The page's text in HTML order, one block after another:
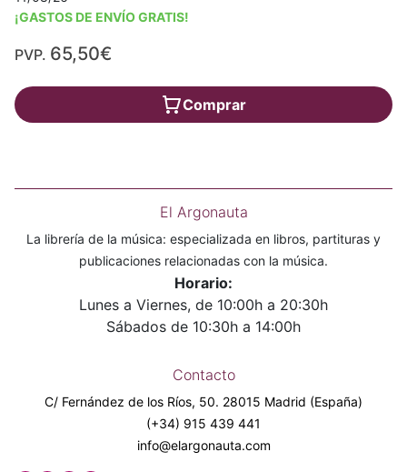
¡GASTOS DE ENVÍO GRATIS!
PVP. 65,50€
Comprar
El Argonauta
La librería de la música: especializada en libros, partituras y
publicaciones relacionadas con la música.
Horario:
Lunes a Viernes, de 10:00h a 20:30h
Sábados de 10:30h a 14:00h
Contacto
C/ Fernández de los Ríos, 50. 28015 Madrid (España)
(+34) 915 439 441
info@elargonauta.com